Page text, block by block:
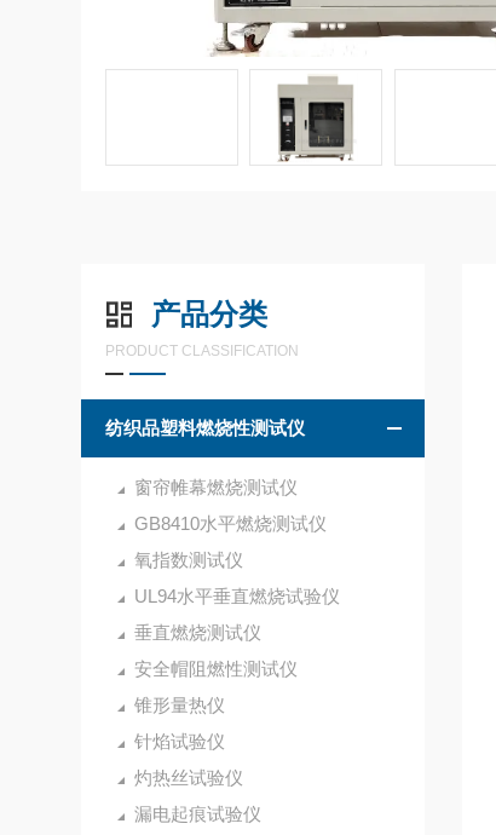
产品分类
PRODUCT CLASSIFICATION
纺织品塑料燃烧性测试仪
窗帘帷幕燃烧测试仪
GB8410水平燃烧测试仪
氧指数测试仪
UL94水平垂直燃烧试验仪
垂直燃烧测试仪
安全帽阻燃性测试仪
锥形量热仪
针焰试验仪
灼热丝试验仪
漏电起痕试验仪